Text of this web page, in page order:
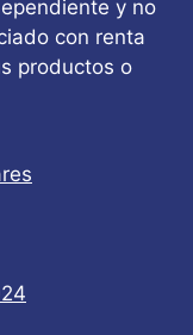
y no
con renta
productos o